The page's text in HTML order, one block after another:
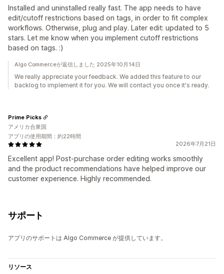
Installed and uninstalled really fast. The app needs to have
edit/cutoff restrictions based on tags, in order to fit complex
workflows. Otherwise, plug and play. Later edit: updated to 5
stars. Let me know when you implement cutoff restrictions
based on tags. :)
Algo Commerceが返信しました 2025年10月14日
We really appreciate your feedback. We added this feature to our
backlog to implement it for you. We will contact you once it's ready.
2026年7月21日
Excellent app! Post-purchase order editing works smoothly
and the product recommendations have helped improve our
customer experience. Highly recommended.
Prime Picks
アメリカ合衆国
アプリの使用期間：約22時間
サポート
アプリのサポートは Algo Commerce が提供しています。
リソース